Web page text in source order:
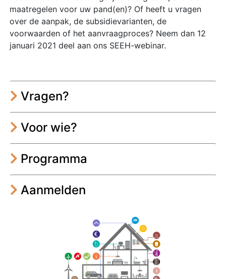
maatregelen voor uw pand(en)? Of heeft u vragen
over de aanpak, de subsidievarianten, de
voorwaarden of het aanvraagproces? Neem dan 12
januari 2021 deel aan ons SEEH-webinar.
Vragen?
Voor wie?
Programma
Aanmelden